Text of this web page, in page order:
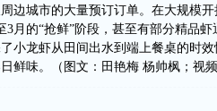
边城市的大量预订订单。在大规模
月的“抢鲜”阶段，甚至有部分精品虾
小龙虾从田间出水到端上餐桌的时
鲜味。（图文：田艳梅 杨帅枫；视频